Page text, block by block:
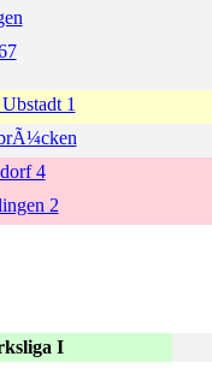
1
4
2
I